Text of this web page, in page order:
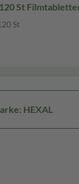
St
St
HEXAL